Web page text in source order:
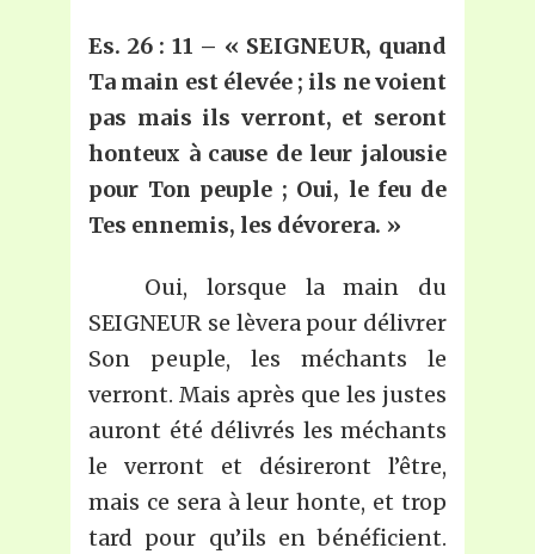
Es. 26 : 11 – « SEIGNEUR, quand
Ta main est élevée ; ils ne voient
pas mais ils verront, et seront
honteux à cause de leur jalousie
pour Ton peuple ; Oui, le feu de
Tes ennemis, les dévorera. »
Oui, lorsque la main du
SEIGNEUR se lèvera pour délivrer
Son peuple, les méchants le
verront. Mais après que les justes
auront été délivrés les méchants
le verront et désireront l’être,
mais ce sera à leur honte, et trop
tard pour qu’ils en bénéficient.